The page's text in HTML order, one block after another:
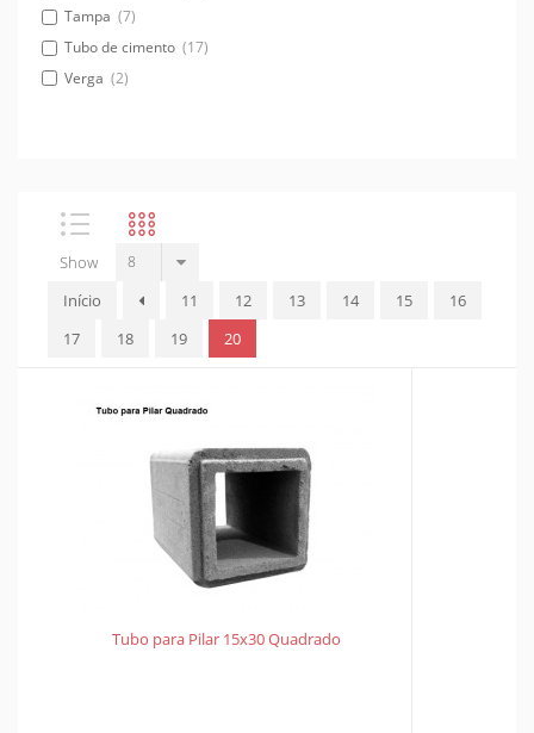
Tampa (7)
Tubo de cimento (17)
Verga (2)
Show
Início
11 12 13 14 15
16
17
18 19 20
Tubo para Pilar 15x30 Quadrado